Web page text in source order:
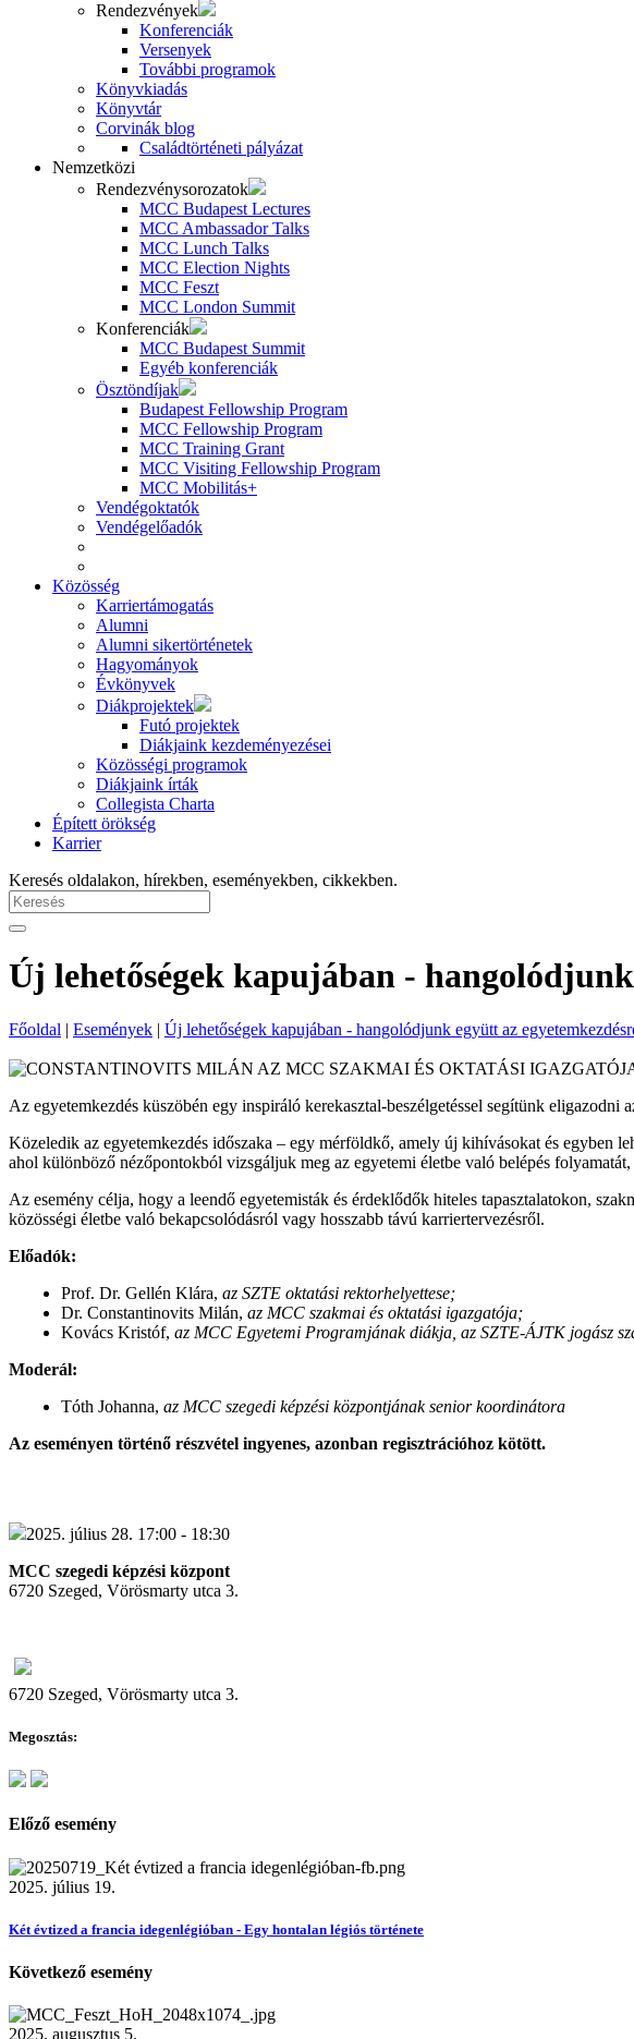
Rendezvények
Konferenciák
Versenyek
További programok
Könyvkiadás
Könyvtár
Corvinák blog
Családtörténeti pályázat
Nemzetközi
Rendezvénysorozatok
MCC Budapest Lectures
MCC Ambassador Talks
MCC Lunch Talks
MCC Election Nights
MCC Feszt
MCC London Summit
Konferenciák
MCC Budapest Summit
Egyéb konferenciák
Ösztöndíjak
Budapest Fellowship Program
MCC Fellowship Program
MCC Training Grant
MCC Visiting Fellowship Program
MCC Mobilitás+
Vendégoktatók
Vendégelőadók
Közösség
Karriertámogatás
Alumni
Alumni sikertörténetek
Hagyományok
Évkönyvek
Diákprojektek
Futó projektek
Diákjaink kezdeményezései
Közösségi programok
Diákjaink írták
Collegista Charta
Épített örökség
Karrier
Keresés oldalakon, hírekben, eseményekben, cikkekben.
Új lehetőségek kapujában -
Főoldal | Események | Új lehetőségek kapujában - hangolódjunk együtt az
Az egyetemkezdés küszöbén egy inspiráló kerekasztal-beszélgetéssel segítünk eligazodni
Közeledik az egyetemkezdés időszaka – egy mérföldkő, amely új kihívásokat és egyben
ahol különböző nézőpontokból vizsgáljuk meg az egyetemi életbe való belépés folyamatát,
Az esemény célja, hogy a leendő egyetemisták és érdeklődők hiteles tapasztalatokon,
közösségi életbe való bekapcsolódásról vagy hosszabb távú karriertervezésről.
Előadók:
Prof. Dr. Gellén Klára, az SZTE oktatási rektorhelyettese;
Dr. Constantinovits Milán, az MCC szakmai és oktatási igazgatója;
Kovács Kristóf, az MCC Egyetemi Programjának diákja, az SZTE-ÁJTK jogász
Moderál:
Tóth Johanna, az MCC szegedi képzési központjának senior koordinátora
Az eseményen történő részvétel ingyenes, azonban regisztrációhoz kötött.
2025. július 28. 17:00 - 18:30
MCC szegedi képzési központ
6720 Szeged, Vörösmarty utca 3.
6720 Szeged, Vörösmarty utca 3.
Megosztás:
Előző esemény
2025. július 19.
Két évtized a francia idegenlégióban - Egy hontalan légiós története
Következő esemény
2025. augusztus 5.